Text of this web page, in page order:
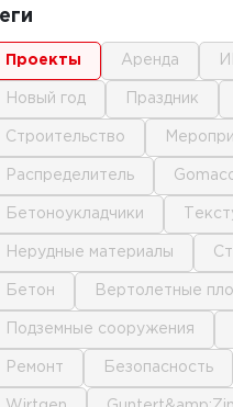
проекты аренда
новый год праздник
строительство
распределитель
бетоноукладчики
нерудные материалы
бетон вертолетные
подземные сооружения
ремонт безопасность